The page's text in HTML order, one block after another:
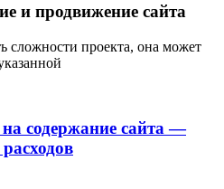
и продвижение сайта
сложности проекта, она может
содержание сайта —